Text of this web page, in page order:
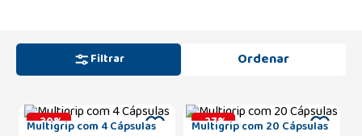
Filtrar
-30%
Multigrip com 4 Cápsulas -27%
Multigrip com 20 Cápsulas